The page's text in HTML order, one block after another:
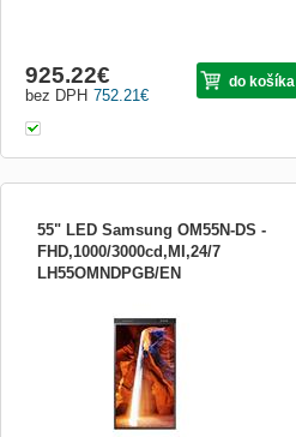
752.21€
bez DPH
925.22€ do košíka
55" LED Samsung OM55N-DS -
FHD,1000/3000cd,MI,24/7
LH55OMNDPGB/EN
HD) *Jas 3000/1000nit Typ obrazovky: VA
Podsvícení: LED Úhlopříčka [palce]:
55&quot; Rozlišení: 1,920 x 1,080 Povrch
displeje: Glass Haze 0 % Jas [cd/m2]:
Outdoor 3,000nit /Indoor 1...